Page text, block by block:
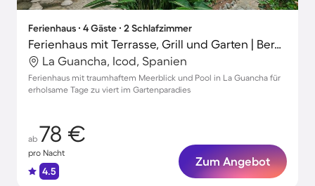
Ferienhaus ∙ 4 Gäste ∙ 2 Schlafzimmer
Ferienhaus mit Terrasse, Grill und Garten | Bergblick
La Guancha, Icod, Spanien
Ferienhaus mit traumhaftem Meerblick und Pool in La Guancha für
erholsame Tage zu viert im Gartenparadies
ab 78 €
pro Nacht
4.5
Zum Angebot